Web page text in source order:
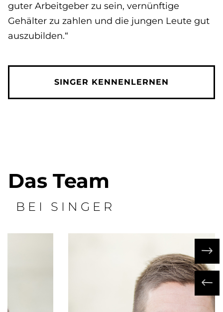
guter Arbeitgeber zu sein, vernünftige
Gehälter zu zahlen und die jungen Leute gut
auszubilden.“
SINGER KENNENLERNEN
Das Team
BEI SINGER